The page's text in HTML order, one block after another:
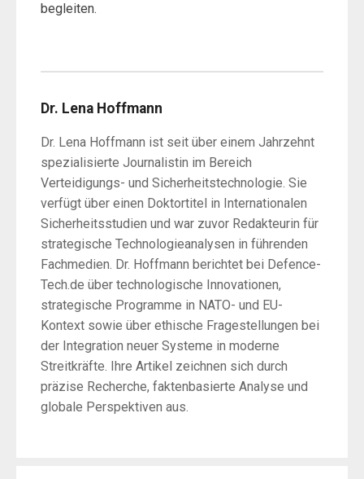
begleiten.
Dr. Lena Hoffmann
Dr. Lena Hoffmann ist seit über einem Jahrzehnt
spezialisierte Journalistin im Bereich
Verteidigungs- und Sicherheitstechnologie. Sie
verfügt über einen Doktortitel in Internationalen
Sicherheitsstudien und war zuvor Redakteurin für
strategische Technologieanalysen in führenden
Fachmedien. Dr. Hoffmann berichtet bei Defence-
Tech.de über technologische Innovationen,
strategische Programme in NATO- und EU-
Kontext sowie über ethische Fragestellungen bei
der Integration neuer Systeme in moderne
Streitkräfte. Ihre Artikel zeichnen sich durch
präzise Recherche, faktenbasierte Analyse und
globale Perspektiven aus.